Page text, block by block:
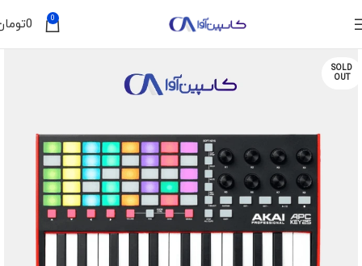
0
0
SOLD
OUT